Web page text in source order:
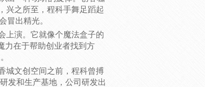
兴之所至，程科手舞足蹈起
冒出精光。
演。它就像个魔法盒子的
力在于帮助创业者找到方
文创空间之前，程科曾搏
发和生产基地，公司研发出